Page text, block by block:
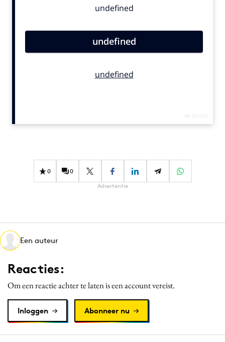
Contentmarketing
Effectiviteit
Gedragsverandering
Martech
Media
Merkstrategie
PR
Programmatic
Reputatie & crisis
0 0
Advertentie
Een auteur
Reacties:
Om een reactie achter te laten is een account vereist.
Inloggen Abonneer nu